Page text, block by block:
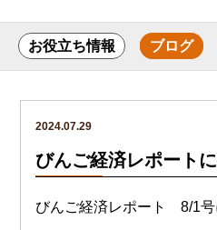
お役立ち情報 ブログ
2024.07.29
びんご経済レポート
びんご経済レポート 8/1号